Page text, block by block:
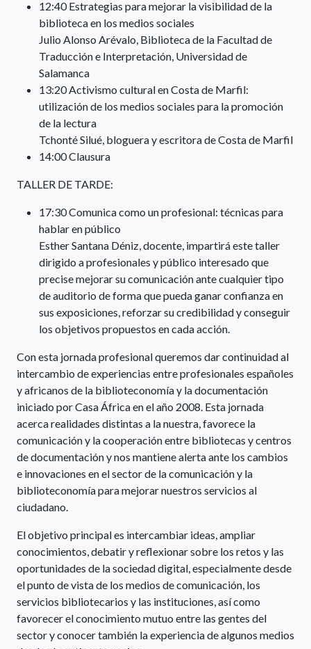
12:40 Estrategias para mejorar la visibilidad de la
biblioteca en los medios sociales
Julio Alonso Arévalo, Biblioteca de la Facultad de
Traducción e Interpretación, Universidad de
Salamanca
13:20 Activismo cultural en Costa de Marfil:
utilización de los medios sociales para la promoción
de la lectura
Tchonté Silué, bloguera y escritora de Costa de Marfil
14:00 Clausura
TALLER DE TARDE:
17:30 Comunica como un profesional: técnicas para
hablar en público
Esther Santana Déniz, docente, impartirá este taller
dirigido a profesionales y público interesado que
precise mejorar su comunicación ante cualquier tipo
de auditorio de forma que pueda ganar confianza en
sus exposiciones, reforzar su credibilidad y conseguir
los objetivos propuestos en cada acción.
Con esta jornada profesional queremos dar continuidad al
intercambio de experiencias entre profesionales españoles
y africanos de la biblioteconomía y la documentación
iniciado por Casa África en el año 2008. Esta jornada
acerca realidades distintas a la nuestra, favorece la
comunicación y la cooperación entre bibliotecas y centros
de documentación y nos mantiene alerta ante los cambios
e innovaciones en el sector de la comunicación y la
biblioteconomía para mejorar nuestros servicios al
ciudadano.
El objetivo principal es intercambiar ideas, ampliar
conocimientos, debatir y reflexionar sobre los retos y las
oportunidades de la sociedad digital, especialmente desde
el punto de vista de los medios de comunicación, los
servicios bibliotecarios y las instituciones, así como
favorecer el conocimiento mutuo entre las gentes del
sector y conocer también la experiencia de algunos medios